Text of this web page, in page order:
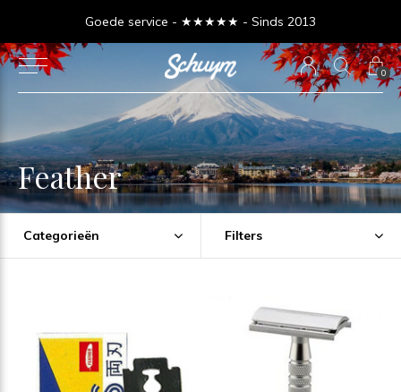
0
Goede service - ★★★★★ - Sinds 2013
Feather
Categorieën Filters